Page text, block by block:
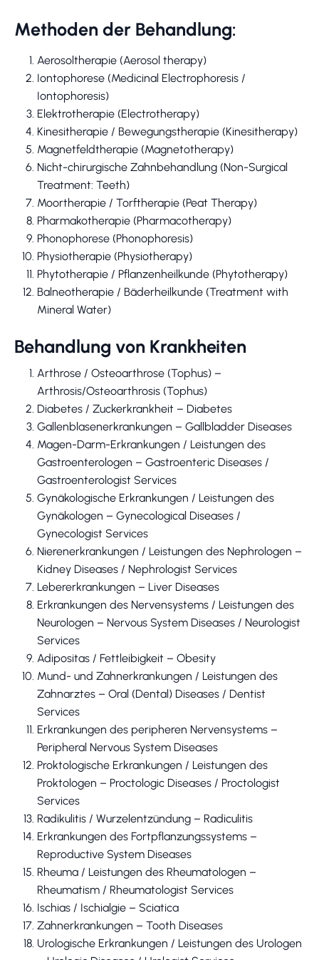
Methoden der Behandlung:
Aerosoltherapie (Aerosol therapy)
Iontophorese (Medicinal Electrophoresis /
Iontophoresis)
Elektrotherapie (Electrotherapy)
Kinesitherapie / Bewegungstherapie (Kinesitherapy)
Magnetfeldtherapie (Magnetotherapy)
Nicht-chirurgische Zahnbehandlung (Non-Surgical
Treatment: Teeth)
Moortherapie / Torftherapie (Peat Therapy)
Pharmakotherapie (Pharmacotherapy)
Phonophorese (Phonophoresis)
Physiotherapie (Physiotherapy)
Phytotherapie / Pflanzenheilkunde (Phytotherapy)
Balneotherapie / Bäderheilkunde (Treatment with
Mineral Water)
Behandlung von Krankheiten
Arthrose / Osteoarthrose (Tophus) –
Arthrosis/Osteoarthrosis (Tophus)
Diabetes / Zuckerkrankheit – Diabetes
Gallenblasenerkrankungen – Gallbladder Diseases
Magen-Darm-Erkrankungen / Leistungen des
Gastroenterologen – Gastroenteric Diseases /
Gastroenterologist Services
Gynäkologische Erkrankungen / Leistungen des
Gynäkologen – Gynecological Diseases /
Gynecologist Services
Nierenerkrankungen / Leistungen des Nephrologen –
Kidney Diseases / Nephrologist Services
Lebererkrankungen – Liver Diseases
Erkrankungen des Nervensystems / Leistungen des
Neurologen – Nervous System Diseases / Neurologist
Services
Adipositas / Fettleibigkeit – Obesity
Mund- und Zahnerkrankungen / Leistungen des
Zahnarztes – Oral (Dental) Diseases / Dentist
Services
Erkrankungen des peripheren Nervensystems –
Peripheral Nervous System Diseases
Proktologische Erkrankungen / Leistungen des
Proktologen – Proctologic Diseases / Proctologist
Services
Radikulitis / Wurzelentzündung – Radiculitis
Erkrankungen des Fortpflanzungssystems –
Reproductive System Diseases
Rheuma / Leistungen des Rheumatologen –
Rheumatism / Rheumatologist Services
Ischias / Ischialgie – Sciatica
Zahnerkrankungen – Tooth Diseases
Urologische Erkrankungen / Leistungen des Urologen